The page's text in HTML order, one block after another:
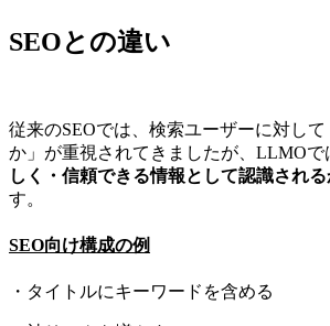
SEOとの違い
従来のSEOでは、検索ユーザーに対し
か」が重視されてきましたが、LLMOで
しく・信頼できる情報として認識される
す。
SEO向け構成の例
・タイトルにキーワードを含める